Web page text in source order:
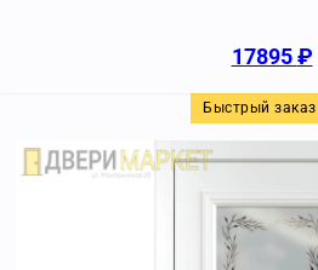
17895₽
Быстрый заказ